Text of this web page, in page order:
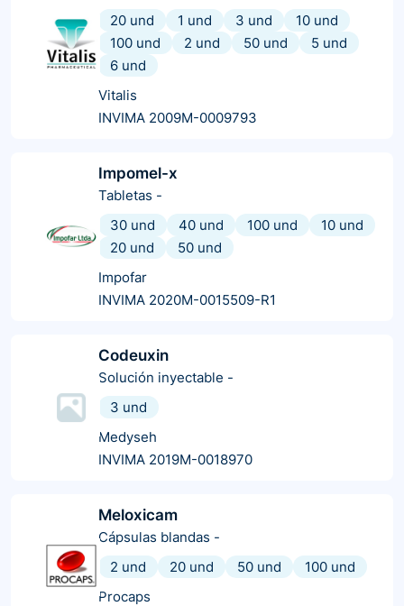
20 und
1 und 3 und
10 und
100 und
2 und 50 und
5 und
6 und
Vitalis
INVIMA 2009M-0009793
Impomel-x
Tabletas -
30 und
40 und 100 und
10 und
20 und
50 und
Impofar
INVIMA 2020M-0015509-R1
Codeuxin
Solución inyectable -
3 und
Medyseh
INVIMA 2019M-0018970
Meloxicam
Cápsulas blandas -
2 und
20 und 50 und
100 und
Procaps